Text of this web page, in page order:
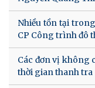
Nhiều tồn tại
CP Công trình đô
Các đơn vị không
thời gian thanh tra